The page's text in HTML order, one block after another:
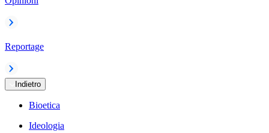
Reportage
Indietro
Bioetica
Ideologia